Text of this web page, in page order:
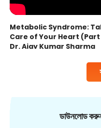
Metabolic Syndrome:
Care of Your Heart (Part
Dr. Ajay Kumar Sharma
ডাউনলোড